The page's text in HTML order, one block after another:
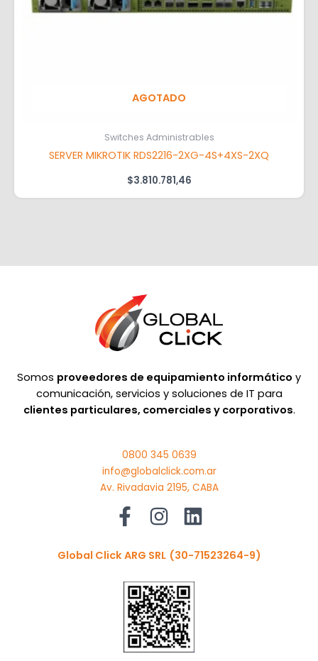
AGOTADO
Switches Administrables
SERVER MIKROTIK RDS2216-2XG-4S+4XS-2XQ
$3.810.781,46
Somos proveedores de equipamiento informático y
comunicación, servicios y soluciones de IT para
clientes particulares, comerciales y corporativos.
0800 345 0639
info@globalclick.com.ar
Av. Rivadavia 2195, CABA
Global Click ARG SRL (30-71523264-9)